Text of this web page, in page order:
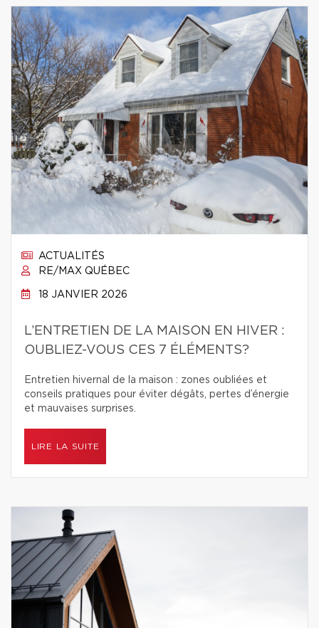
ACTUALITÉS
RE/MAX QUÉBEC
18 JANVIER 2026
L’ENTRETIEN DE LA MAISON EN HIVER :
OUBLIEZ-VOUS CES 7 ÉLÉMENTS?
Entretien hivernal de la maison : zones oubliées et
conseils pratiques pour éviter dégâts, pertes d’énergie
et mauvaises surprises.
LIRE LA SUITE